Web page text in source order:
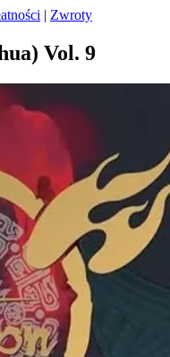
| Zwroty
Vol. 9